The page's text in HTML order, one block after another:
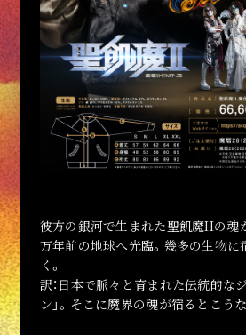
教典紹介
DISCOGRAPHY
活動絵巻
VIDEO
写真の館
PHOTO
悪魔物品の館
GOODS
ここも見よ
LINKS
彼方の銀河で生まれた聖飢魔IIの魂
万年前の地球へ光臨。幾多の生物に
く。
訳：日本で脈々と育まれた伝統的な
ン」。そこに魔界の魂が宿るとこうな